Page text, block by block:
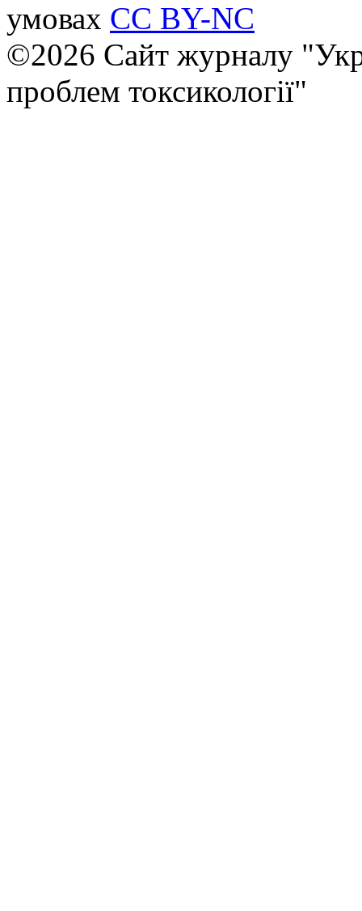
умовах CC BY-NC
©2026 Сайт журналу
проблем токсикології"